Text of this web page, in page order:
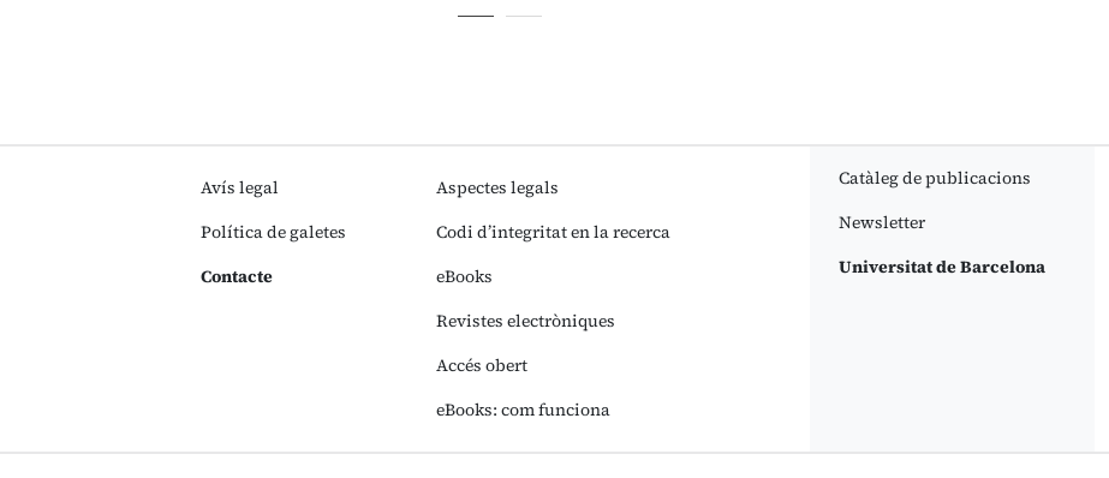
Avís legal
Política de galetes
Contacte
Aspectes legals
Codi d’integritat en la recerca
eBooks
Revistes electròniques
Accés obert
eBooks: com funciona
Catàleg de publicacions
Newsletter
Universitat de Barcelona